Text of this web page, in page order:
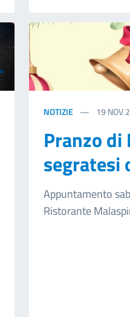
NOTIZIE 19 NOV
Pranzo di
segratesi
Appuntamento
Ristorante